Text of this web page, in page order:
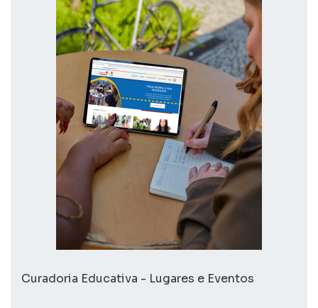
Curadoria Educativa - Lugares e Eventos